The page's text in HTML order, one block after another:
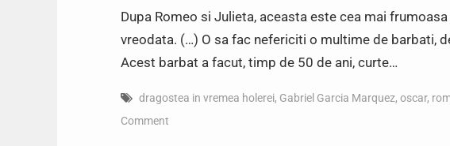
Dupa Romeo si Julieta, aceasta este cea mai
vreodata. (…) O sa fac nefericiti o multime de barbati,
Acest barbat a facut, timp de 50 de ani, curte…
dragostea in vremea holerei, Gabriel Garcia Marquez, oscar,
Comment